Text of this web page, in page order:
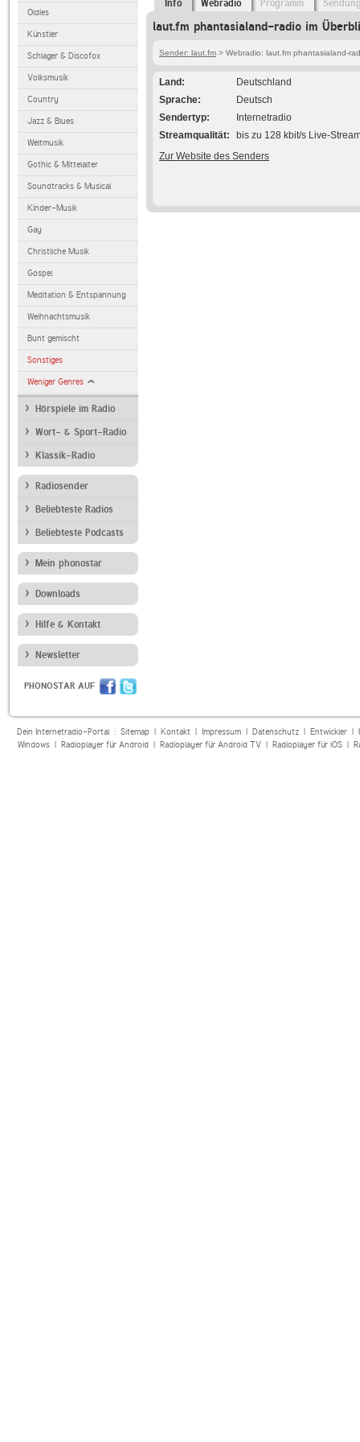
Oldies
Künstler
Schlager & Discofox
Volksmusik
Country
Jazz & Blues
Weltmusik
Gothic & Mittelalter
Soundtracks & Musical
Kinder-Musik
Gay
Christliche Musik
Gospel
Meditation & Entspannung
Weihnachtsmusik
Bunt gemischt
Sonstiges
Weniger Genres
Hörspiele im Radio
Wort- & Sport-Radio
Klassik-Radio
Radiosender
Beliebteste Radios
Beliebteste Podcasts
Mein phonostar
Downloads
Hilfe & Kontakt
Newsletter
PHONOSTAR AUF
Info Webradio Programm
laut.fm phantasialand-radio im
Sender: laut.fm > Webradio: laut.fm phantasialand-
Land
Deutschland
Sprache
Deutsch
Sendertyp
Internetradio
Streamqualität
bis zu 128 kbit/s Live-
Zur Website des Senders
Dein Internetradio-Portal : Sitemap| Kontakt| Impressum| Datenschutz| Entwickler|
Windows| Radioplayer für Android| Radioplayer für Android TV| Radioplayer für iOS|